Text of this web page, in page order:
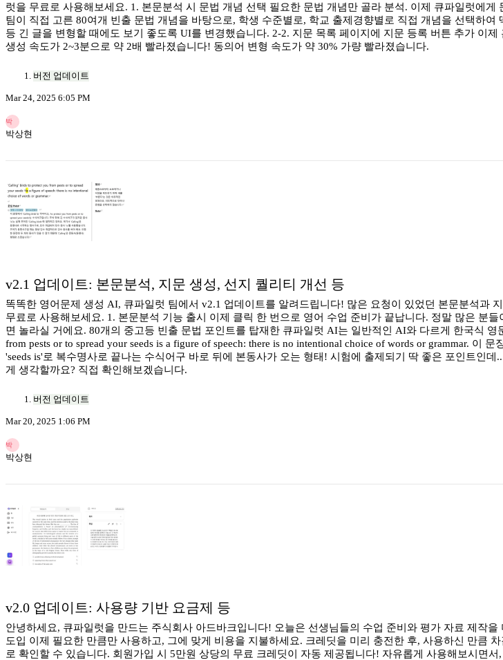
럿을 무료로 사용해보세요. 1. 본문분석 시 문법 개념 선택 필요한 문법 개념만 골라 분석. 이제 큐파일럿에
팀이 직접 고른 80여개 빈출 문법 개념을 바탕으로, 학생 수준별로, 학교 출제경향별로 직접 개념을 선택하
등 긴 글을 변형할 때에도 보기 좋도록 UI를 변경했습니다. 2-2. 지문 목록 페이지에 지문 등록 버튼 추가 이
생성 속도가 2~3분으로 약 2배 빨라졌습니다! 동의어 변형 속도가 약 30% 가량 빨라졌습니다.
버전 업데이트
Mar 24, 2025 6:05 PM
박
박상현
v2.1 업데이트: 본문분석, 지문 생성, 선지 퀄리티 개선 등
똑똑한 영어문제 생성 AI, 큐파일럿 팀에서 v2.1 업데이트를 알려드립니다! 많은 요청이 있었던 본문분석과
무료로 사용해보세요. 1. 본문분석 기능 출시 이제 클릭 한 번으로 영어 수업 준비가 끝납니다. 정말 많은 분
면 놀라실 거에요. 80개의 중고등 빈출 문법 포인트를 탑재한 큐파일럿 AI는 일반적인 AI와 다르게 한국식
from pests or to spread your seeds is a figure of speech: there is no intentional choice of words or grammar.
'seeds is'로 복수명사로 끝나는 수식어구 바로 뒤에 본동사가 오는 형태! 시험에 출제되기 딱 좋은 포인트인
게 생각할까요? 직접 확인해보겠습니다.
버전 업데이트
Mar 20, 2025 1:06 PM
박
박상현
v2.0 업데이트: 사용량 기반 요금제 등
안녕하세요, 큐파일럿을 만드는 주식회사 아드바크입니다! 오늘은 선생님들의 수업 준비와 평가 자료 제작
도입 이제 필요한 만큼만 사용하고, 그에 맞게 비용을 지불하세요. 크레딧을 미리 충전한 후, 사용하신 만큼
로 확인할 수 있습니다. 회원가입 시 5만원 상당의 무료 크레딧이 자동 제공됩니다! 자유롭게 사용해보시면